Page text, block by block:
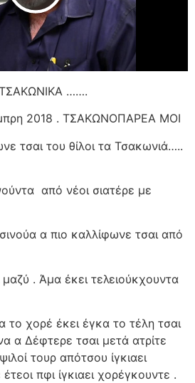
…….
2018 . ΤΣΑΚΩΝΟΠΑΡΕΑ ΜΟΙ
τσαι του θίλοι τα Τσακωνιά…..
από νέοι σιατέρε με
α πιο καλλίφωνε τσαι από
μαζύ . Άμα έκει τελειούκχουντα
το χορέ έκει έγκα το τέλη τσαι
α Δέφτερε τσαι μετά ατρίτε
τουρ απότσου ίγκιαει
πφι ίγκιαει χορέγκουντε .